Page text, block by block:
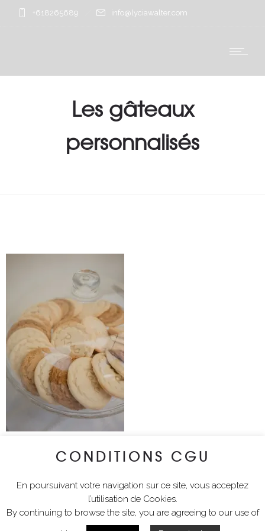
+618265689 info@lyciawalter.com
Les gâteaux
personnalisés
lyciawalterimages
CONDITIONS CGU
En poursuivant votre navigation sur ce site, vous acceptez
l’utilisation de Cookies.
By continuing to browse the site, you are agreeing to our use of